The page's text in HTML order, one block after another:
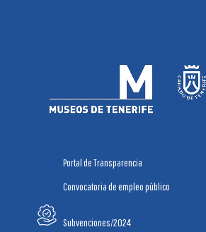
Portal de Transparencia
Convocatoria de empleo público
Subvenciones/2024